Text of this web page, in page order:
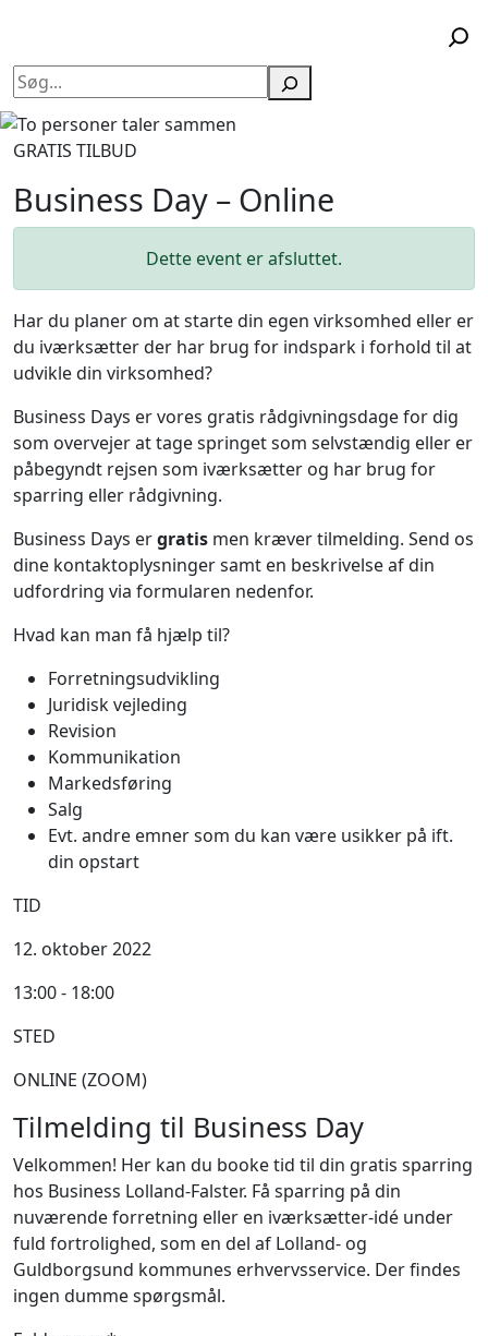
Søg
GRATIS TILBUD
Business Day – Online
Dette event er afsluttet.
Har du planer om at starte din egen virksomhed eller er
du iværksætter der har brug for indspark i forhold til at
udvikle din virksomhed?
Business Days er vores gratis rådgivningsdage for dig
som overvejer at tage springet som selvstændig eller er
påbegyndt rejsen som iværksætter og har brug for
sparring eller rådgivning.
Business Days ergratis men kræver tilmelding. Send os
dine kontaktoplysninger samt en beskrivelse af din
udfordring via formularen nedenfor.
Hvad kan man få hjælp til?
Forretningsudvikling
Juridisk vejleding
Revision
Kommunikation
Markedsføring
Salg
Evt. andre emner som du kan være usikker på ift.
din opstart
TID
12. oktober 2022
13:00 - 18:00
STED
ONLINE (ZOOM)
Tilmelding til Business Day
Velkommen! Her kan du booke tid til din gratis sparring
hos Business Lolland-Falster. Få sparring på din
nuværende forretning eller en iværksætter-idé under
fuld fortrolighed, som en del af Lolland- og
Guldborgsund kommunes erhvervsservice. Der findes
ingen dumme spørgsmål.